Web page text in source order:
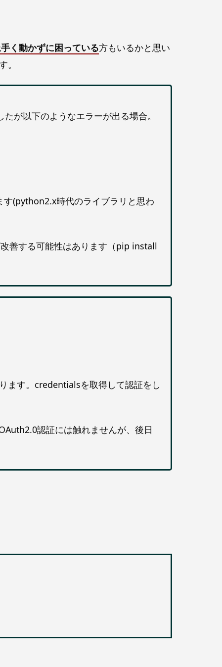
く動かずに困っている方もいるかと思い
。
が以下のようなエラーが出る場合。
(python2.x時代のライブラリと思わ
善する可能性はあります（pip install
ます。credentialsを取得して認証をし
認証には触れませんが、後日